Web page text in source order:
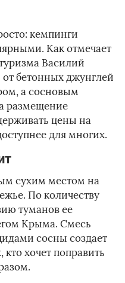
кемпинги
Как отмечает
Василий
бетонных джунглей
а сосновым
размещение
цены на
для многих.
сухим местом на
По количеству
туманов ее
Крыма. Смесь
сосны создает
хочет поправить